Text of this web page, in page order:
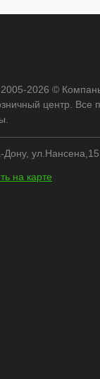
2026 ©
центр. Все
Дону,
на карте